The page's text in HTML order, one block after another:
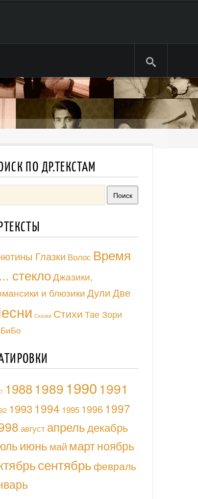
ПО ДР.ТЕКСТАМ
Глазки Волос Время
стеклоДжазики,
и блюзикиДули Две
Сказки СтихиТае Зори
19881989 19901991
1993 1994 1995 1996 1997
август апрельдекабрь
июнь май мартноябрь
сентябрьфевраль